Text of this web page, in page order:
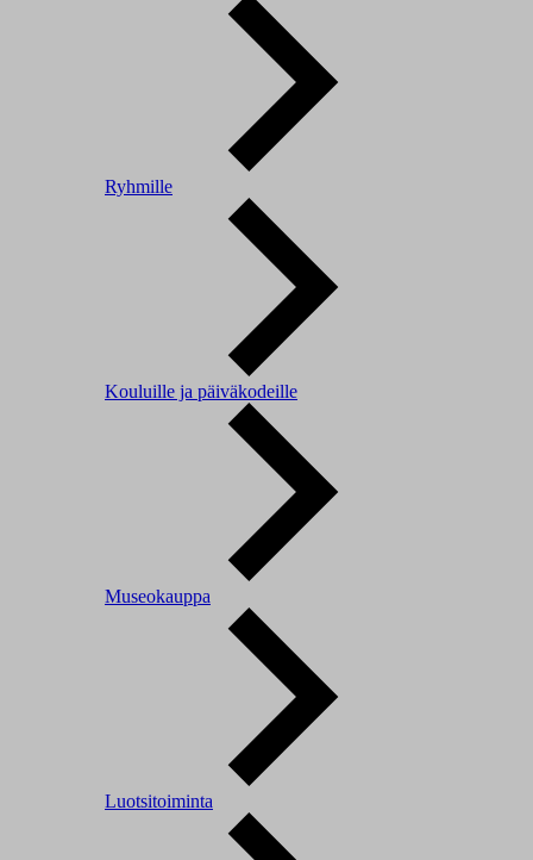
Ryhmille
Kouluille ja päiväkodeille
Museokauppa
Luotsitoiminta